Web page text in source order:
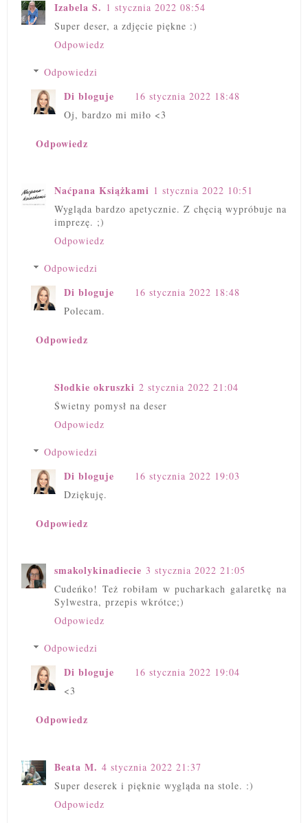
Izabela S. 1 stycznia 2022 08:54
Super deser, a zdjęcie piękne :)
Odpowiedz
Odpowiedzi
Di bloguje
16 stycznia 2022 18:48
Oj, bardzo mi miło <3
Odpowiedz
Naćpana Książkami 1 stycznia 2022 10:51
Wygląda bardzo apetycznie. Z chęcią wypróbuje na
imprezę. ;)
Odpowiedz
Odpowiedzi
Di bloguje
16 stycznia 2022 18:48
Polecam.
Odpowiedz
Słodkie okruszki 2 stycznia 2022 21:04
Świetny pomysł na deser
Odpowiedz
Odpowiedzi
Di bloguje
16 stycznia 2022 19:03
Dziękuję.
Odpowiedz
smakolykinadiecie 3 stycznia 2022 21:05
Cudeńko! Też robiłam w pucharkach galaretkę na
Sylwestra, przepis wkrótce;)
Odpowiedz
Odpowiedzi
Di bloguje
16 stycznia 2022 19:04
<3
Odpowiedz
Beata M. 4 stycznia 2022 21:37
Super deserek i pięknie wygląda na stole. :)
Odpowiedz